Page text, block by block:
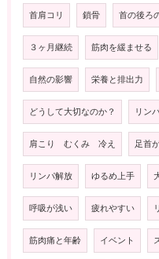
首肩コリ 鎖骨 首の後ろ
３ヶ月継続 筋肉を緩ませる
自然の影響 栄養と排出力
どうして大切なのか？ リン
肩こり むくみ 冷え 足首
リンパ解放 ゆるめ上手
呼吸が浅い 疲れやすい
筋肉痛と年齢 イベント